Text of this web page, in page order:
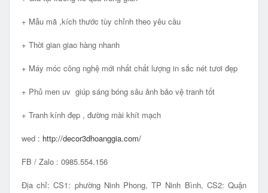
+ Mẫu mã ,kích thước tùy chỉnh theo yêu cầu
+ Thời gian giao hàng nhanh
+ Máy móc công nghệ mới nhất chất lượng in sắc nét tươi đẹp
+ Phủ men uv giúp sáng bóng sâu ảnh bảo vệ tranh tốt
+ Tranh kính đẹp , đường mài khít mạch
wed : http://decor3dhoanggia.com/
FB / Zalo : 0985.554.156
Địa chỉ: CS1: phường Ninh Phong, TP Ninh Bình, CS2: Quận